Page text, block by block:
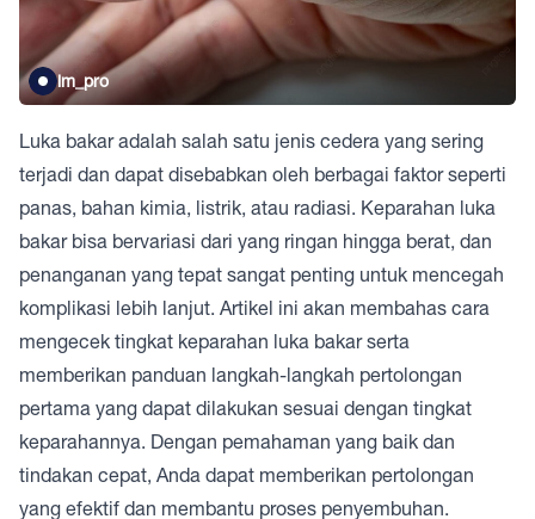
im_pro
Luka bakar adalah salah satu jenis cedera yang sering
terjadi dan dapat disebabkan oleh berbagai faktor seperti
panas, bahan kimia, listrik, atau radiasi. Keparahan luka
bakar bisa bervariasi dari yang ringan hingga berat, dan
penanganan yang tepat sangat penting untuk mencegah
komplikasi lebih lanjut. Artikel ini akan membahas cara
mengecek tingkat keparahan luka bakar serta
memberikan panduan langkah-langkah pertolongan
pertama yang dapat dilakukan sesuai dengan tingkat
keparahannya. Dengan pemahaman yang baik dan
tindakan cepat, Anda dapat memberikan pertolongan
yang efektif dan membantu proses penyembuhan.